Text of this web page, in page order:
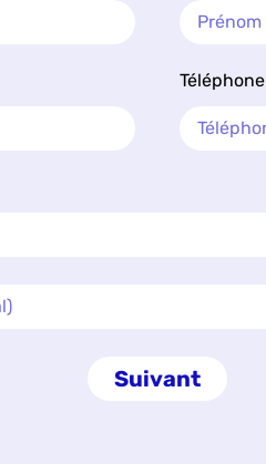
Téléphone
Suivant